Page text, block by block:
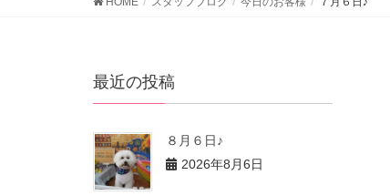
最近の投稿
８月６日♪
2026年8月6日